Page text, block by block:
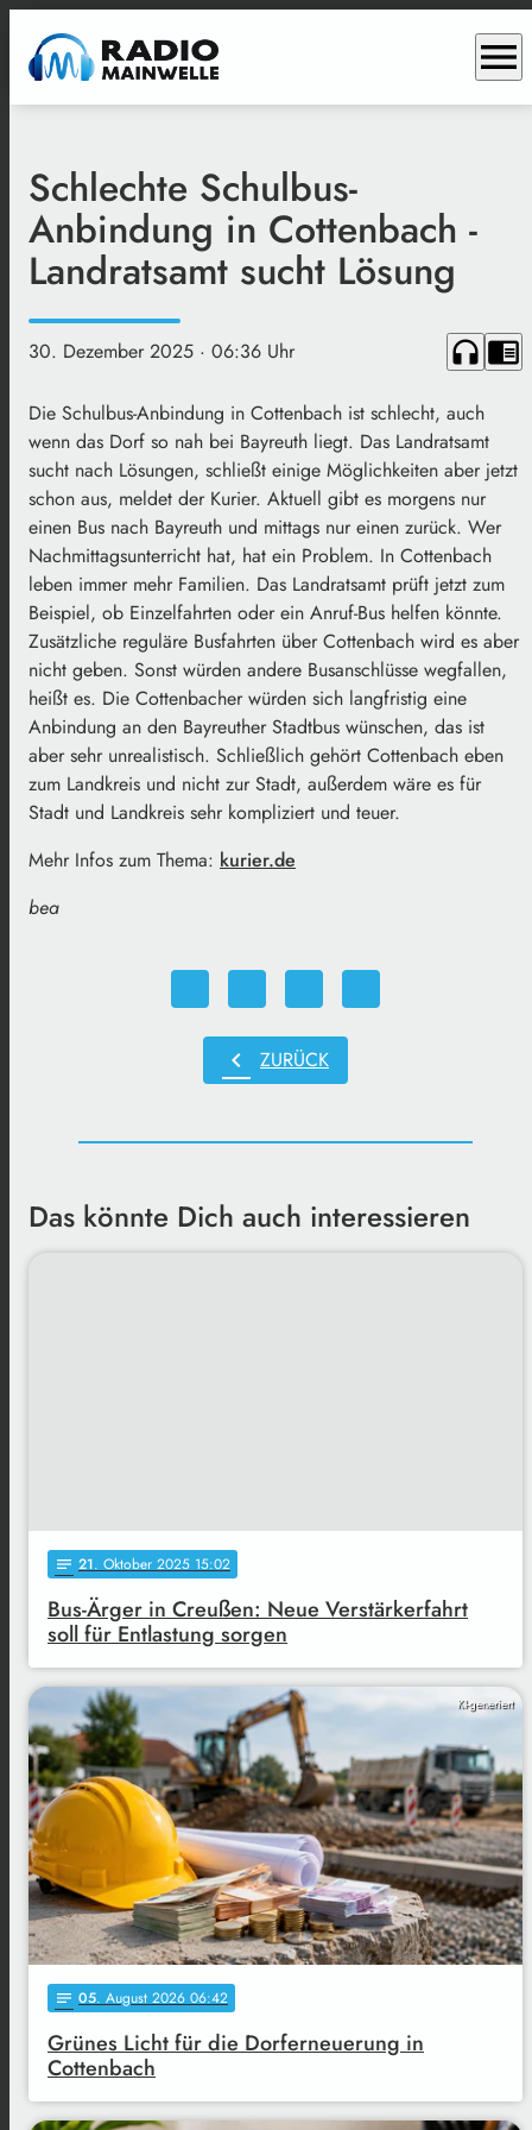
menu
Schlechte Schulbus-
Anbindung in Cottenbach -
Landratsamt sucht Lösung
30. Dezember 2025 · 06:36 Uhr headphones chrome_reader_mode
Die Schulbus-Anbindung in Cottenbach ist schlecht, auch
wenn das Dorf so nah bei Bayreuth liegt. Das Landratsamt
sucht nach Lösungen, schließt einige Möglichkeiten aber jetzt
schon aus, meldet der Kurier. Aktuell gibt es morgens nur
einen Bus nach Bayreuth und mittags nur einen zurück. Wer
Nachmittagsunterricht hat, hat ein Problem. In Cottenbach
leben immer mehr Familien. Das Landratsamt prüft jetzt zum
Beispiel, ob Einzelfahrten oder ein Anruf-Bus helfen könnte.
Zusätzliche reguläre Busfahrten über Cottenbach wird es aber
nicht geben. Sonst würden andere Busanschlüsse wegfallen,
heißt es. Die Cottenbacher würden sich langfristig eine
Anbindung an den Bayreuther Stadtbus wünschen, das ist
aber sehr unrealistisch. Schließlich gehört Cottenbach eben
zum Landkreis und nicht zur Stadt, außerdem wäre es für
Stadt und Landkreis sehr kompliziert und teuer.
Mehr Infos zum Thema: kurier.de
bea
chevron_left ZURÜCK
Das könnte Dich auch interessieren
notes 21. Oktober 2025 15:02
Bus-Ärger in Creußen: Neue Verstärkerfahrt
soll für Entlastung sorgen
KI-generiert
notes 05. August 2026 06:42
Grünes Licht für die Dorferneuerung in
Cottenbach